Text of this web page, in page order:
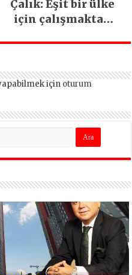
Çalık: Eşit bir ülke
için çalışmaktan
için oturum